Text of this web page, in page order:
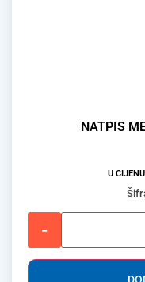
NATPIS
U
-